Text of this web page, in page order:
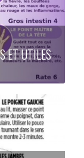
ET UTILES